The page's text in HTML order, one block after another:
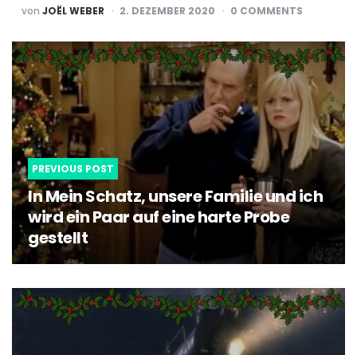
POSTED
BY
von JOËL WEBER 2. DEZEMBER 2020 0 COMMENTS
Post
navigation
PREVIOUS POST
In Mein Schatz, unsere Familie und ich
wird ein Paar auf eine harte Probe
gestellt